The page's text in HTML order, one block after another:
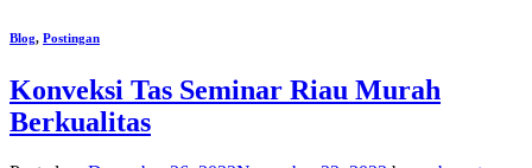
Blog, Postingan
Konveksi Tas Seminar Riau Murah
Berkualitas